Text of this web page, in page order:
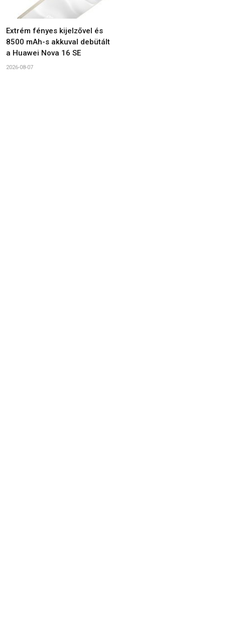
Extrém fényes kijelzővel és
8500 mAh-s akkuval debütált
a Huawei Nova 16 SE
2026-08-07